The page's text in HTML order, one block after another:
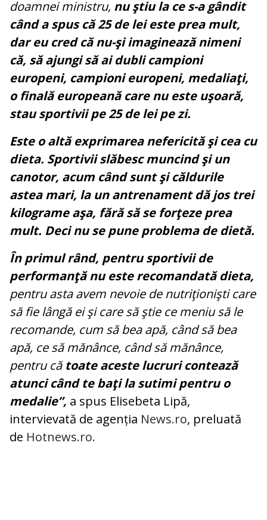
doamnei ministru, nu ştiu la ce s-a gândit
când a spus că 25 de lei este prea mult,
dar eu cred că nu-şi imaginează nimeni
că, să ajungi să ai dubli campioni
europeni, campioni europeni, medaliaţi,
o finală europeană care nu este uşoară,
stau sportivii pe 25 de lei pe zi.
Este o altă exprimarea nefericită şi cea cu
dieta. Sportivii slăbesc muncind şi un
canotor, acum când sunt şi căldurile
astea mari, la un antrenament dă jos trei
kilograme aşa, fără să se forţeze prea
mult. Deci nu se pune problema de dietă.
În primul rând, pentru sportivii de
performanţă nu este recomandată dieta,
pentru asta avem nevoie de nutriţionişti care
să fie lângă ei şi care să ştie ce meniu să le
recomande, cum să bea apă, când să bea
apă, ce să mănânce, când să mănânce,
pentru cătoate aceste lucruri contează
atunci când te baţi la sutimi pentru o
medalie”, a spus Elisebeta Lipă,
intervievată de agenția News.ro, preluată
de Hotnews.ro.